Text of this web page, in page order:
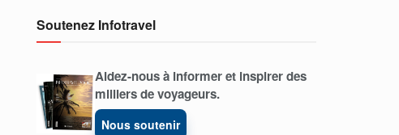
Soutenez Infotravel
Aidez-nous à informer et inspirer des
milliers de voyageurs.
Nous soutenir